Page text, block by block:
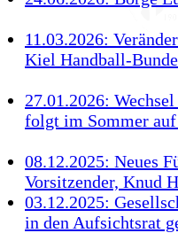
11.03.2026:
Kiel Handball-
27.01.2026:
folgt im Sommer
08.12.2025: Neues
Vorsitzender, Knud
03.12.2025:
in den Aufsichtsrat